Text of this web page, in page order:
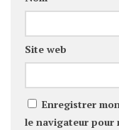
Site web
Enregistrer
le navigateur pour